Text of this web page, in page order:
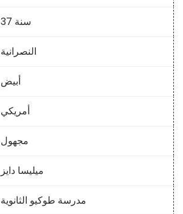
37 سنة
النصرانية
أبيض
أمريكي
مجهول
ميليسا دايز
مدرسة طوكيو الثانوية